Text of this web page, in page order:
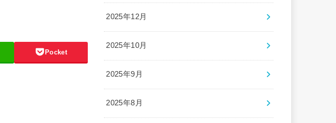
Pocket
2025年12月
2025年10月
2025年9月
2025年8月